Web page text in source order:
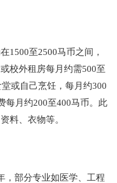
1500至2500马币之间，
校外租房每月约需500至
或自己烹饪，每月约300
每月约200至400马币。此
料、衣物等。
，部分专业如医学、工程